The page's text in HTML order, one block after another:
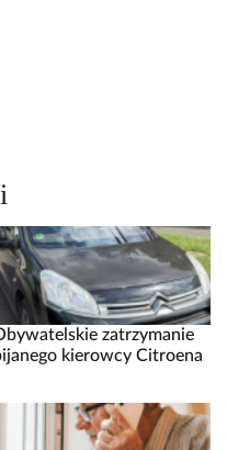
zatrzymanie
kierowcy Citroena